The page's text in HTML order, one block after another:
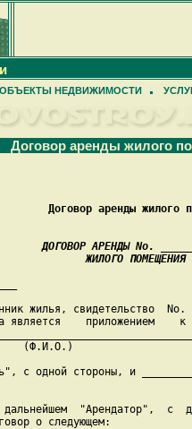
ОБЪЕКТЫ НЕДВИЖИМОСТИ
Договор аренды жилого
Договор аренды
ДОГОВОР АРЕНДЫ Nо.
ЖИЛОГО ПОМЕЩЕНИЯ
жилья, свидетельство  Nо.
является    приложением    к
(Ф.И.О.)
с одной стороны, и
дальнейшем  "Арендатор",  с
о следующем: